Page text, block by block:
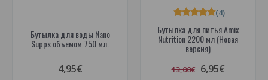
Бутылка для воды Nano
Supps объемом 750 мл.
4,95€
Бутылка для питья Amix
Nutrition 2200 мл (Новая
версия)
(4)
13,00€ 6,95€